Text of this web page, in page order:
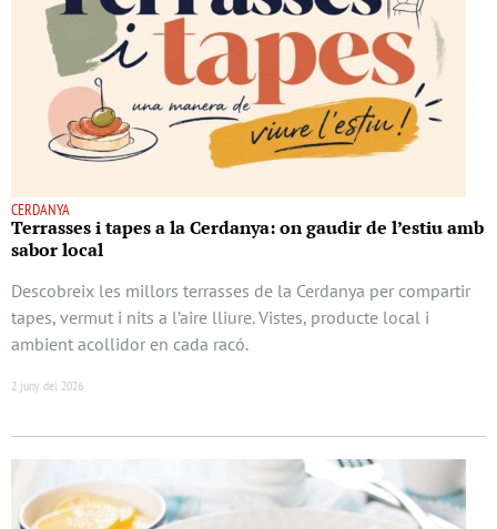
CERDANYA
Terrasses i tapes a la Cerdanya: on gaudir de l’estiu amb
sabor local
Descobreix les millors terrasses de la Cerdanya per compartir
tapes, vermut i nits a l’aire lliure. Vistes, producte local i
ambient acollidor en cada racó.
2 juny del 2026